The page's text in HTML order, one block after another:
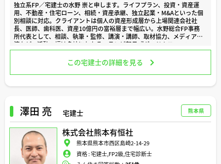
独立系FP／宅建士の水野 崇と申します。ライフプラン、投資・資産運
用、不動産・住宅ローン、相続・資産承継、独立起業・M&Aといった個
別相談に対応。クライアントは個人の資産形成層から上場関連会社社
長、医師、歯科医、資産10億円の富裕層まで幅広い。水野総合FP事務
所代表として、相談、執筆・監修、講演・講師、取材協力、メディア出
演など、活動の幅は多岐にわたる。テレビ朝日『グッド！モーニン
グ』、BSテレ東『マネーのまなび』、TOKYO MX『堀潤激論サミット』
などに出演。NHK土曜ドラマ『3000万』の家計考証を担当。学校法人
専門学校「東京ビジネス・アカデミー」非常勤講師。日本FP協会「202
1年FP広報センター」スタッフ。J-FLEC認定アドバイザー。
▶︎公益社団法人日本証券アナリスト協会検定会員補（CCMA）
▶︎一般社団法人相続・事業承継コンサルティング協会（ISCA）会員
▶︎学校法人専門学校東京ビジネス・アカデミー（TBA）非常勤講師
▶︎金融経済教育推進機構 J-FLEC認定アドバイザー／講師
どうぞよろしくお願い申し上げます。
この宅建士の詳細を見る
澤田 亮 宅建士 熊本県
株式会社熊本有恒社
熊本県熊本市西区島崎2-14-29
資格 :宅建士,FP2級,住宅診断士